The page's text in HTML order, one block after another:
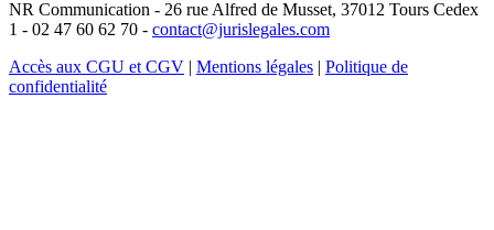
NR Communication - 26 rue Alfred de Musset, 37012 Tours Cedex
1 - 02 47 60 62 70 - contact@jurislegales.com
Accès aux CGU et CGV | Mentions légales | Politique de
confidentialité